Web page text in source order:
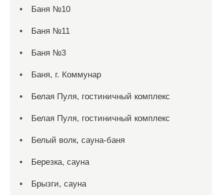
Баня №10
Баня №11
Баня №3
Баня, г. Коммунар
Белая Пуля, гостиничный комплекс
Белая Пуля, гостиничный комплекс
Белый волк, сауна-баня
Березка, сауна
Брызги, сауна